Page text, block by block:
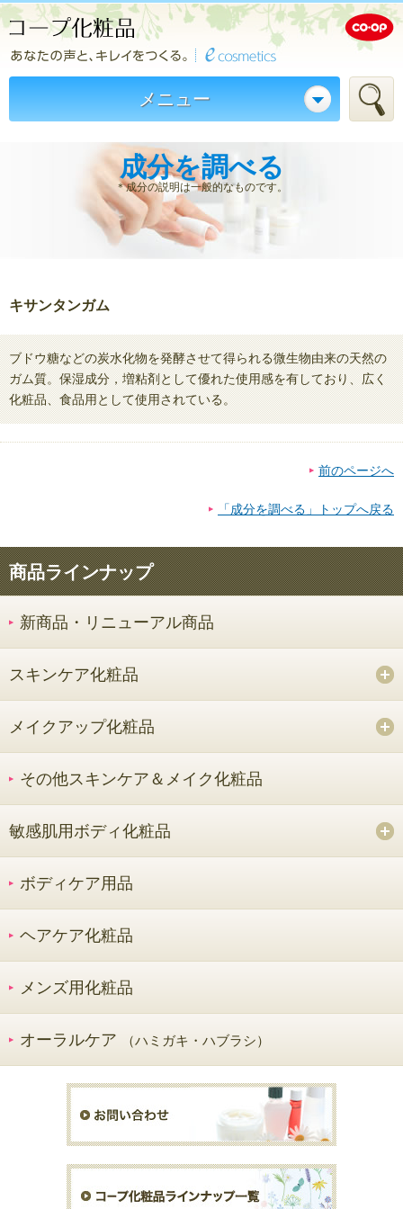
メニュー
成分を調べる
＊成分の説明は一般的なものです。
キサンタンガム
ブドウ糖などの炭水化物を発酵させて得られる微生物由来の天然の
ガム質。保湿成分，増粘剤として優れた使用感を有しており、広く
化粧品、食品用として使用されている。
前のページへ
「成分を調べる」トップへ戻る
商品ラインナップ
新商品・リニューアル商品
スキンケア化粧品
メイクアップ化粧品
その他スキンケア＆メイク化粧品
敏感肌用ボディ化粧品
ボディケア用品
ヘアケア化粧品
メンズ用化粧品
オーラルケア （ハミガキ・ハブラシ）